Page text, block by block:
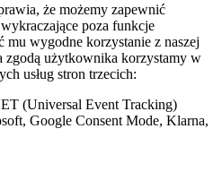
że możemy zapewnić
poza funkcje
wygodne korzystanie z naszej
użytkownika korzystamy w
usług stron trzecich:
(Universal Event Tracking)
Google Consent Mode, Klarna,